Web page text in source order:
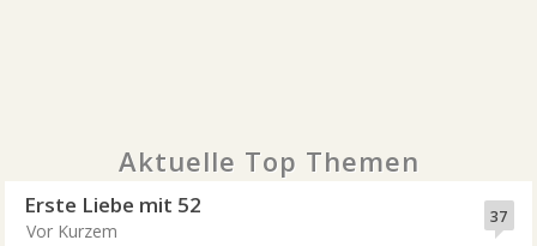
Aktuelle Top Themen
37
Erste Liebe mit 52
Vor Kurzem